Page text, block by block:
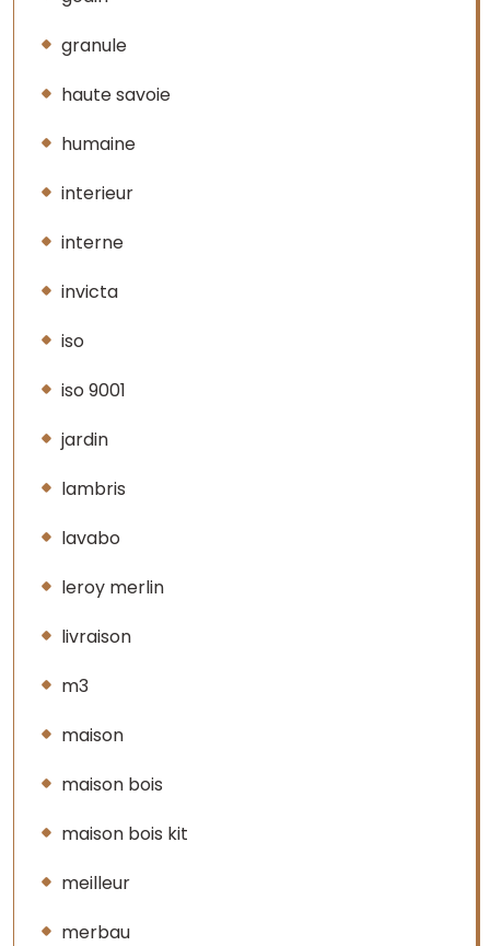
granule
haute savoie
humaine
interieur
interne
invicta
iso
iso 9001
jardin
lambris
lavabo
leroy merlin
livraison
m3
maison
maison bois
maison bois kit
meilleur
merbau